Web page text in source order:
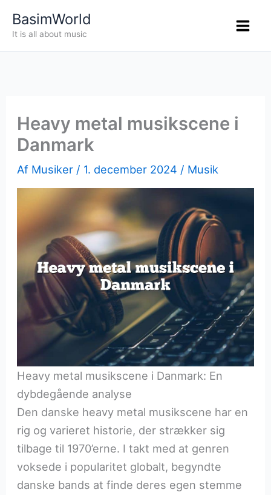
BasimWorld
It is all about music
Heavy metal musikscene i
Danmark
Af Musiker / 1. december 2024 / Musik
Heavy metal musikscene i Danmark: En
dybdegående analyse
Den danske heavy metal musikscene har en
rig og varieret historie, der strækker sig
tilbage til 1970’erne. I takt med at genren
voksede i popularitet globalt, begyndte
danske bands at finde deres egen stemme